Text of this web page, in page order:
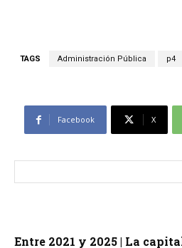
TAGS Administración Pública p4
Facebook X
Entre 2021 y 2025 | La